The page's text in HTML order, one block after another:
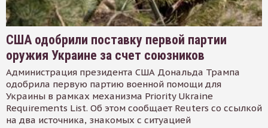
США одобрили поставку первой партии
оружия Украине за счет союзников
Администрация президента США Дональда Трампа
одобрила первую партию военной помощи для
Украины в рамках механизма Priority Ukraine
Requirements List. Об этом сообщает Reuters со ссылкой
на два источника, знакомых с ситуацией